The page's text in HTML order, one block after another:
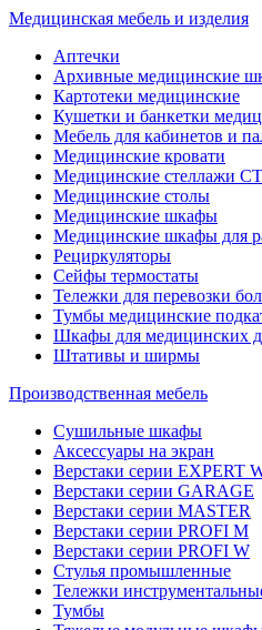
Медицинская мебель и изделия
Аптечки
Архивные медицинские
Картотеки медицинские
Кушетки и банкетки
Мебель для кабинетов и
Медицинские кровати
Медицинские стеллажи
Медицинские столы
Медицинские шкафы
Медицинские шкафы для
Рециркуляторы
Сейфы термостаты
Тележки для перевозки
Тумбы медицинские
Шкафы для медицинских
Штативы и ширмы
Производственная мебель
Cушильные шкафы
Аксессуары на экран
Верстаки серии EXPERT
Верстаки серии GARAGE
Верстаки серии MASTER
Верстаки серии PROFI M
Верстаки серии PROFI W
Стулья промышленные
Тележки
Тумбы